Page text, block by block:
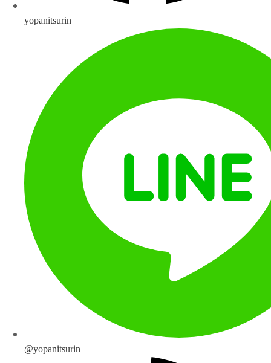
yopanitsurin
@yopanitsurin